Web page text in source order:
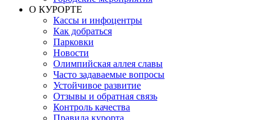
О КУРОРТЕ
Кассы и инфоцентры
Как добраться
Парковки
Новости
Олимпийская аллея славы
Часто задаваемые вопросы
Устойчивое развитие
Отзывы и обратная связь
Контроль качества